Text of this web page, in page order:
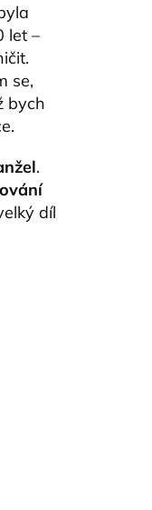
let –
se,
bych
.
díl